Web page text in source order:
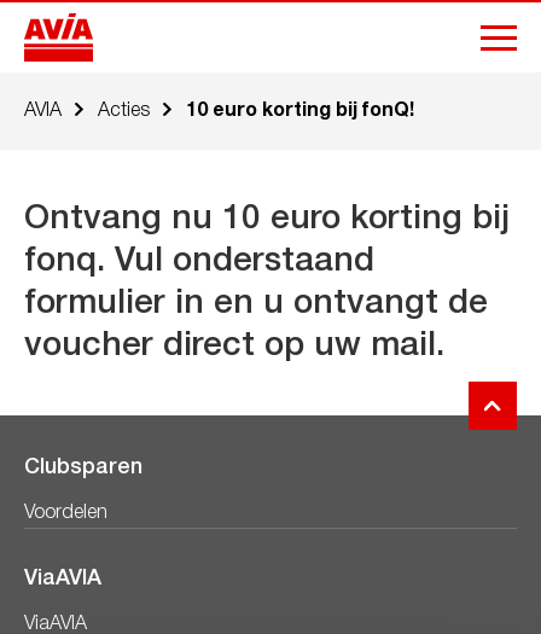
AVIA Acties 10 euro korting bij fonQ!
Ontvang nu 10 euro korting bij
fonq. Vul onderstaand
formulier in en u ontvangt de
voucher direct op uw mail.
Clubsparen
Voordelen
ViaAVIA
ViaAVIA